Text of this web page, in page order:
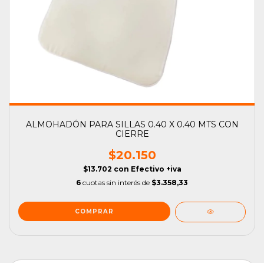
ALMOHADÓN PARA SILLAS 0.40 X 0.40 MTS CON
CIERRE
$20.150
$13.702 con Efectivo +iva
6 cuotas sin interés de $3.358,33